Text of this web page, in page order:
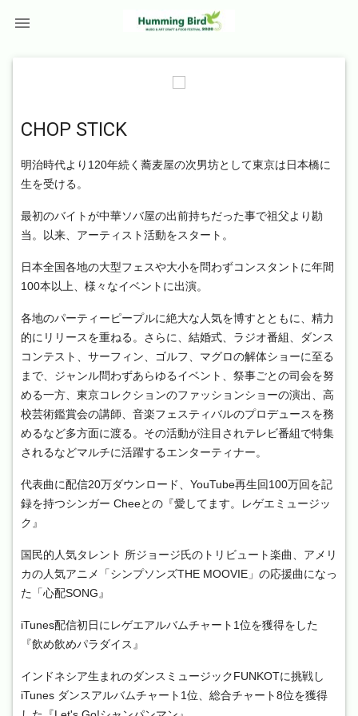

CHOP STICK
明治時代より120年続く蕎麦屋の次男坊として東京は日本橋に
生を受ける。
最初のバイトが中華ソバ屋の出前持ちだった事で祖父より勘
当。以来、アーティスト活動をスタート。
日本全国各地の大型フェスや大小を問わずコンスタントに年間
100本以上、様々なイベントに出演。
各地のパーティーピープルに絶大な人気を博すとともに、精力
的にリリースを重ねる。さらに、結婚式、ラジオ番組、ダンス
コンテスト、サーフィン、ゴルフ、マグロの解体ショーに至る
まで、ジャンル問わずあらゆるイベント、祭事ごとの司会を努
める一方、東京コレクションのファッションショーの演出、高
校芸術鑑賞会の講師、音楽フェスティバルのプロデュースを務
めるなど多方面に渡る。その活動が注目されテレビ番組で特集
されるなどマルチに活躍するエンターティナー。
代表曲に配信20万ダウンロード、YouTube再生回100万回を記
録を持つシンガー Cheeとの『愛してます。レゲエミュージッ
ク』
国民的人気タレント 所ジョージ氏のトリビュート楽曲、アメリ
カの人気アニメ「シンプソンズTHE MOOVIE」の応援曲になっ
た「心配SONG』
iTunes配信初日にレゲエアルバムチャート1位を獲得をした
『飲め飲めパラダイス』
インドネシア生まれのダンスミュージックFUNKOTに挑戦し
iTunes ダンスアルバムチャート1位、総合チャート8位を獲得